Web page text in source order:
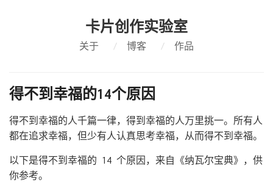
卡片创作实验室
关于 / 博客 / 作品
得不到幸福的14个原因
得不到幸福的人千篇一律，得到幸福的人万里挑一。所有人
都在追求幸福，但少有人认真思考幸福，从而得不到幸福。
以下是得不到幸福的 14 个原因，来自《纳瓦尔宝典》，供
你参考。